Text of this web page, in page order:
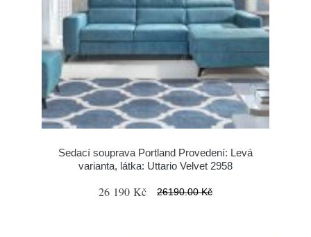
Sedací souprava Portland Provedení: Levá
varianta, látka: Uttario Velvet 2958
26 190 Kč 26190.00 Kč